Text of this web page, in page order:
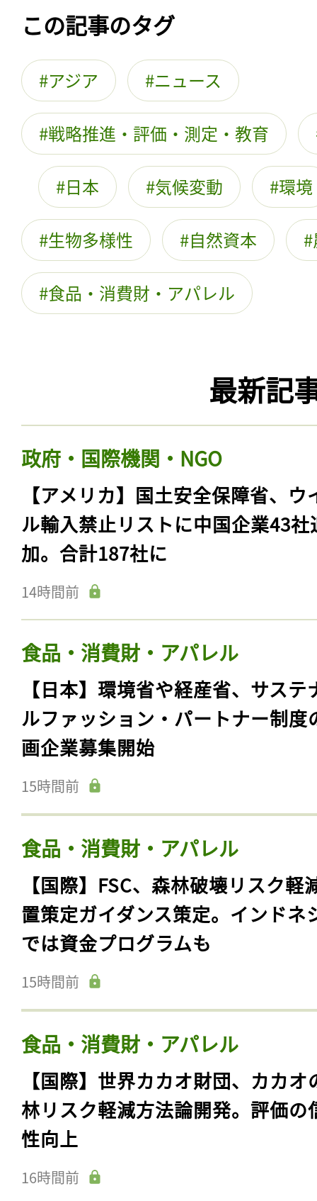
この記事のタグ
アジア ニュース
戦略推進・評価・測定・教育
日本 気候変動 環境
生物多様性 自然資本
食品・消費財・アパレル
最新記
政府・国際機関・NGO
【アメリカ】国土安全保障省、ウ
ル輸入禁止リストに中国企業43社
加。合計187社に
14時間前
食品・消費財・アパレル
【日本】環境省や経産省、サステ
ルファッション・パートナー制度
画企業募集開始
15時間前
食品・消費財・アパレル
【国際】FSC、森林破壊リスク軽
置策定ガイダンス策定。インドネ
では資金プログラムも
15時間前
食品・消費財・アパレル
【国際】世界カカオ財団、カカオ
林リスク軽減方法論開発。評価の
性向上
16時間前